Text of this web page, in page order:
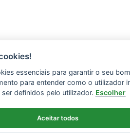
essenciais para garantir o seu
para entender como o utilizador
definidos pelo utilizador. Escolher
Aceitar todos